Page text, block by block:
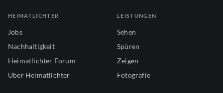
HEIMATLICHTER
Jobs
Nachhaltigkeit
Heimatlichter Forum
Über Heimatlichter
LEISTUNGEN
Sehen
Spüren
Zeigen
Fotografie